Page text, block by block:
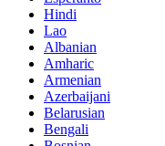
Hindi
Lao
Albanian
Amharic
Armenian
Azerbaijani
Belarusian
Bengali